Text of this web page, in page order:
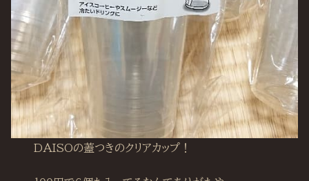
DAISOの蓋つきのクリアカップ！